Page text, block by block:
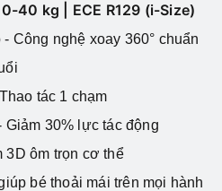
40 kg | ECE R129 (i-Size)
Công nghệ xoay 360° chuẩn
tác 1 chạm
30% lực tác động
ôm trọn cơ thể
bé thoải mái trên mọi hành